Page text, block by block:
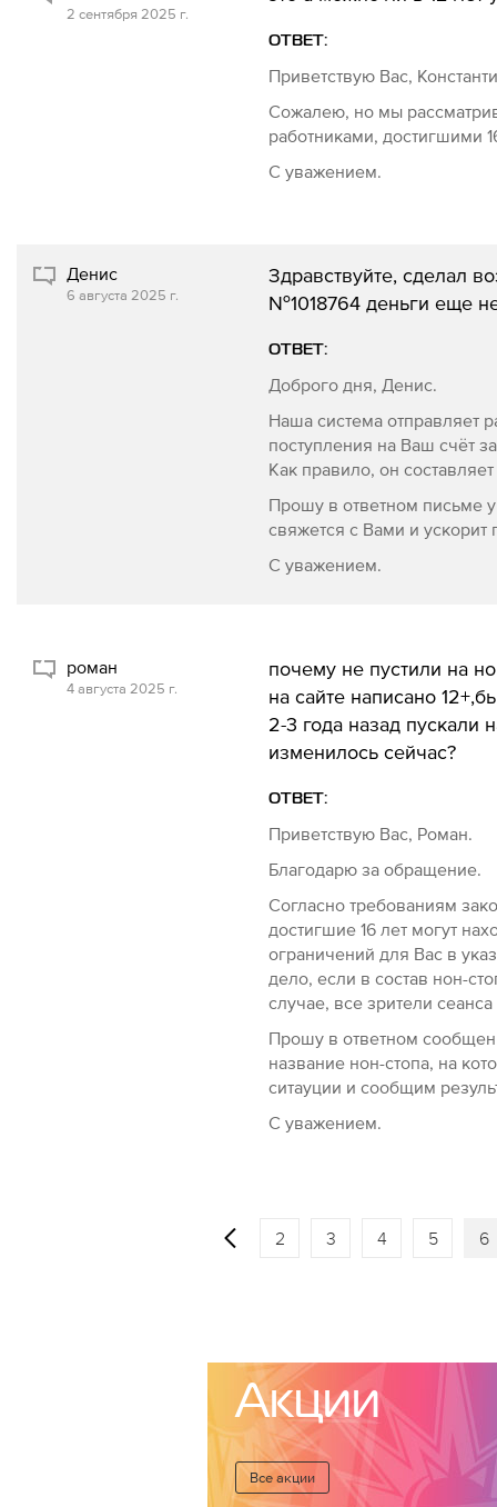
2 сентября 2025 г.
ОТВЕТ:
Приветствую Вас,
Сожалею, но мы
работниками, достигшими
С уважением.
Денис
6 августа 2025 г.
Здравствуйте, сделал
№1018764 деньги еще
ОТВЕТ:
Доброго дня, Денис.
Наша система отправляет
поступления на Ваш счёт
Как правило, он
Прошу в ответном письме
свяжется с Вами и ускорит
С уважением.
роман
4 августа 2025 г.
почему не пустили на
на сайте написано
2-3 года назад пускали
изменилось сейчас?
ОТВЕТ:
Приветствую Вас, Роман.
Благодарю за обращение.
Согласно требованиям
достигшие 16 лет могут
ограничений для Вас в
дело, если в состав нон-
случае, все зрители
Прошу в ответном
название нон-стопа, на
ситауции и сообщим
С уважением.
2 3 4 5 6
Акции
Все акции